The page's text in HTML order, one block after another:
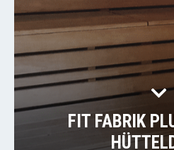
FIT FABRIK